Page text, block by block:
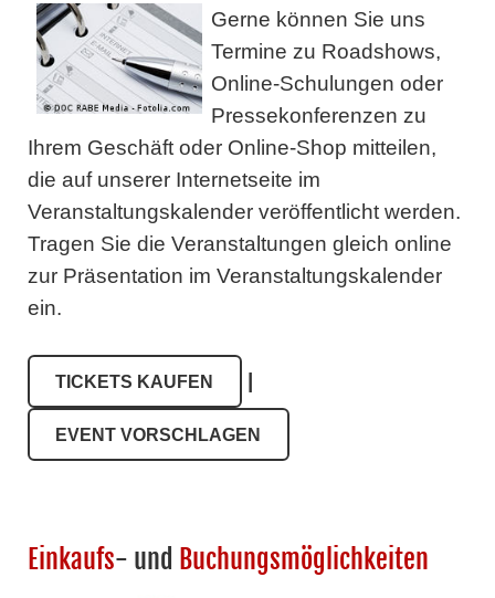
Gerne können Sie uns
Termine zu Roadshows,
Online-Schulungen oder
Pressekonferenzen zu
Ihrem Geschäft oder Online-Shop mitteilen,
die auf unserer Internetseite im
Veranstaltungskalender veröffentlicht werden.
Tragen Sie die Veranstaltungen gleich online
zur Präsentation im Veranstaltungskalender
ein.
TICKETS KAUFEN |
EVENT VORSCHLAGEN
Einkaufs- und Buchungsmöglichkeiten